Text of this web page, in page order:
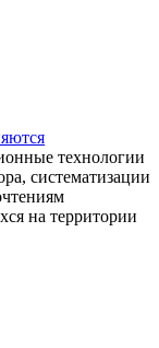
технологии
систематизации
на территории